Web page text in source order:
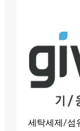
세탁세제/섬